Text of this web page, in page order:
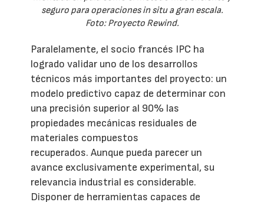
seguro para operaciones in situ a gran escala.
Foto: Proyecto Rewind.
Paralelamente, el socio francés IPC ha
logrado validar uno de los desarrollos
técnicos más importantes del proyecto: un
modelo predictivo capaz de determinar con
una precisión superior al 90% las
propiedades mecánicas residuales de
materiales compuestos
recuperados. Aunque pueda parecer un
avance exclusivamente experimental, su
relevancia industrial es considerable.
Disponer de herramientas capaces de